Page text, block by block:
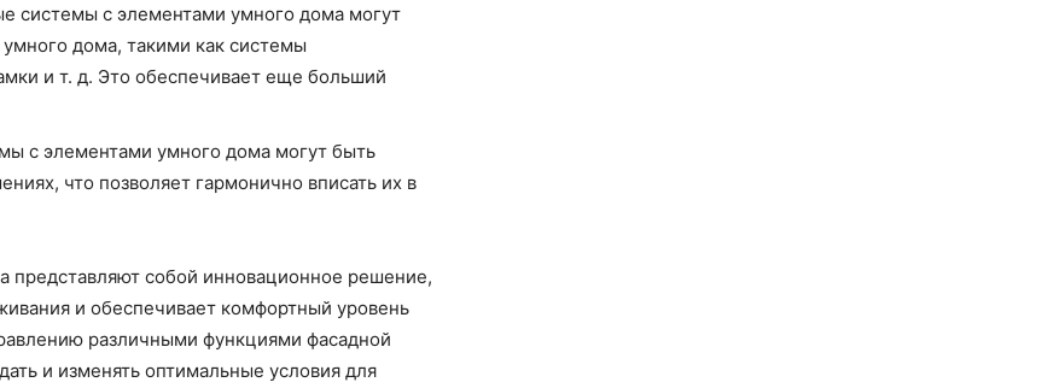
системы с элементами умного дома могут
дома, такими как системы
и т. д. Это обеспечивает еще больший
с элементами умного дома могут быть
что позволяет гармонично вписать их в
собой инновационное решение,
и обеспечивает комфортный уровень
различными функциями фасадной
и изменять оптимальные условия для